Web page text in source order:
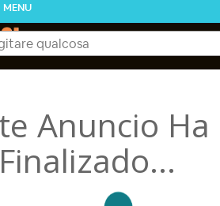
MENU
Anuncio Ha
Finalizado...